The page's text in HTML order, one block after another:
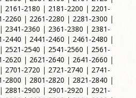
| 2161-2180 | 2181-2200 | 2201-
2260 | 2261-2280 | 2281-2300 |
| 2341-2360 | 2361-2380 | 2381-
2440 | 2441-2460 | 2461-2480 |
| 2521-2540 | 2541-2560 | 2561-
2620 | 2621-2640 | 2641-2660 |
| 2701-2720 | 2721-2740 | 2741-
2800 | 2801-2820 | 2821-2840 |
| 2881-2900 | 2901-2920 | 2921-